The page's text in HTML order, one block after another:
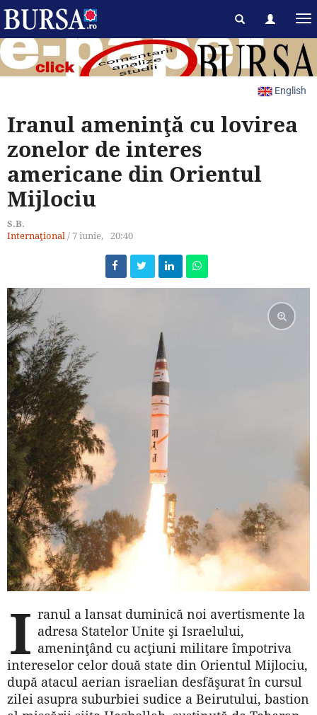
English
Iranul ameninţă cu lovirea
zonelor de interes
americane din Orientul
Mijlociu
S.B.
Internaţional/ 7 iunie, 20:40
I ranul a lansat duminică noi avertismente la
adresa Statelor Unite şi Israelului,
ameninţând cu acţiuni militare împotriva
intereselor celor două state din Orientul Mijlociu,
după atacul aerian israelian desfăşurat în cursul
zilei asupra suburbiei sudice a Beirutului, bastion